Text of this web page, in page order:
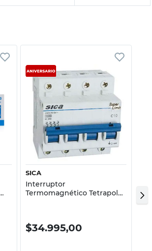
Vista rápida
SICA
Interruptor
Termomagnético Tetrapolar
$34.995,00